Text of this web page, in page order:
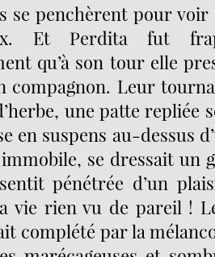
se penchèrent pour
Et Perdita fut
qu’à son tour elle
compagnon. Leur
une patte repliée
en suspens au-dessus
se dressait un
pénétrée d’un
vie rien vu de pareil !
complété par la